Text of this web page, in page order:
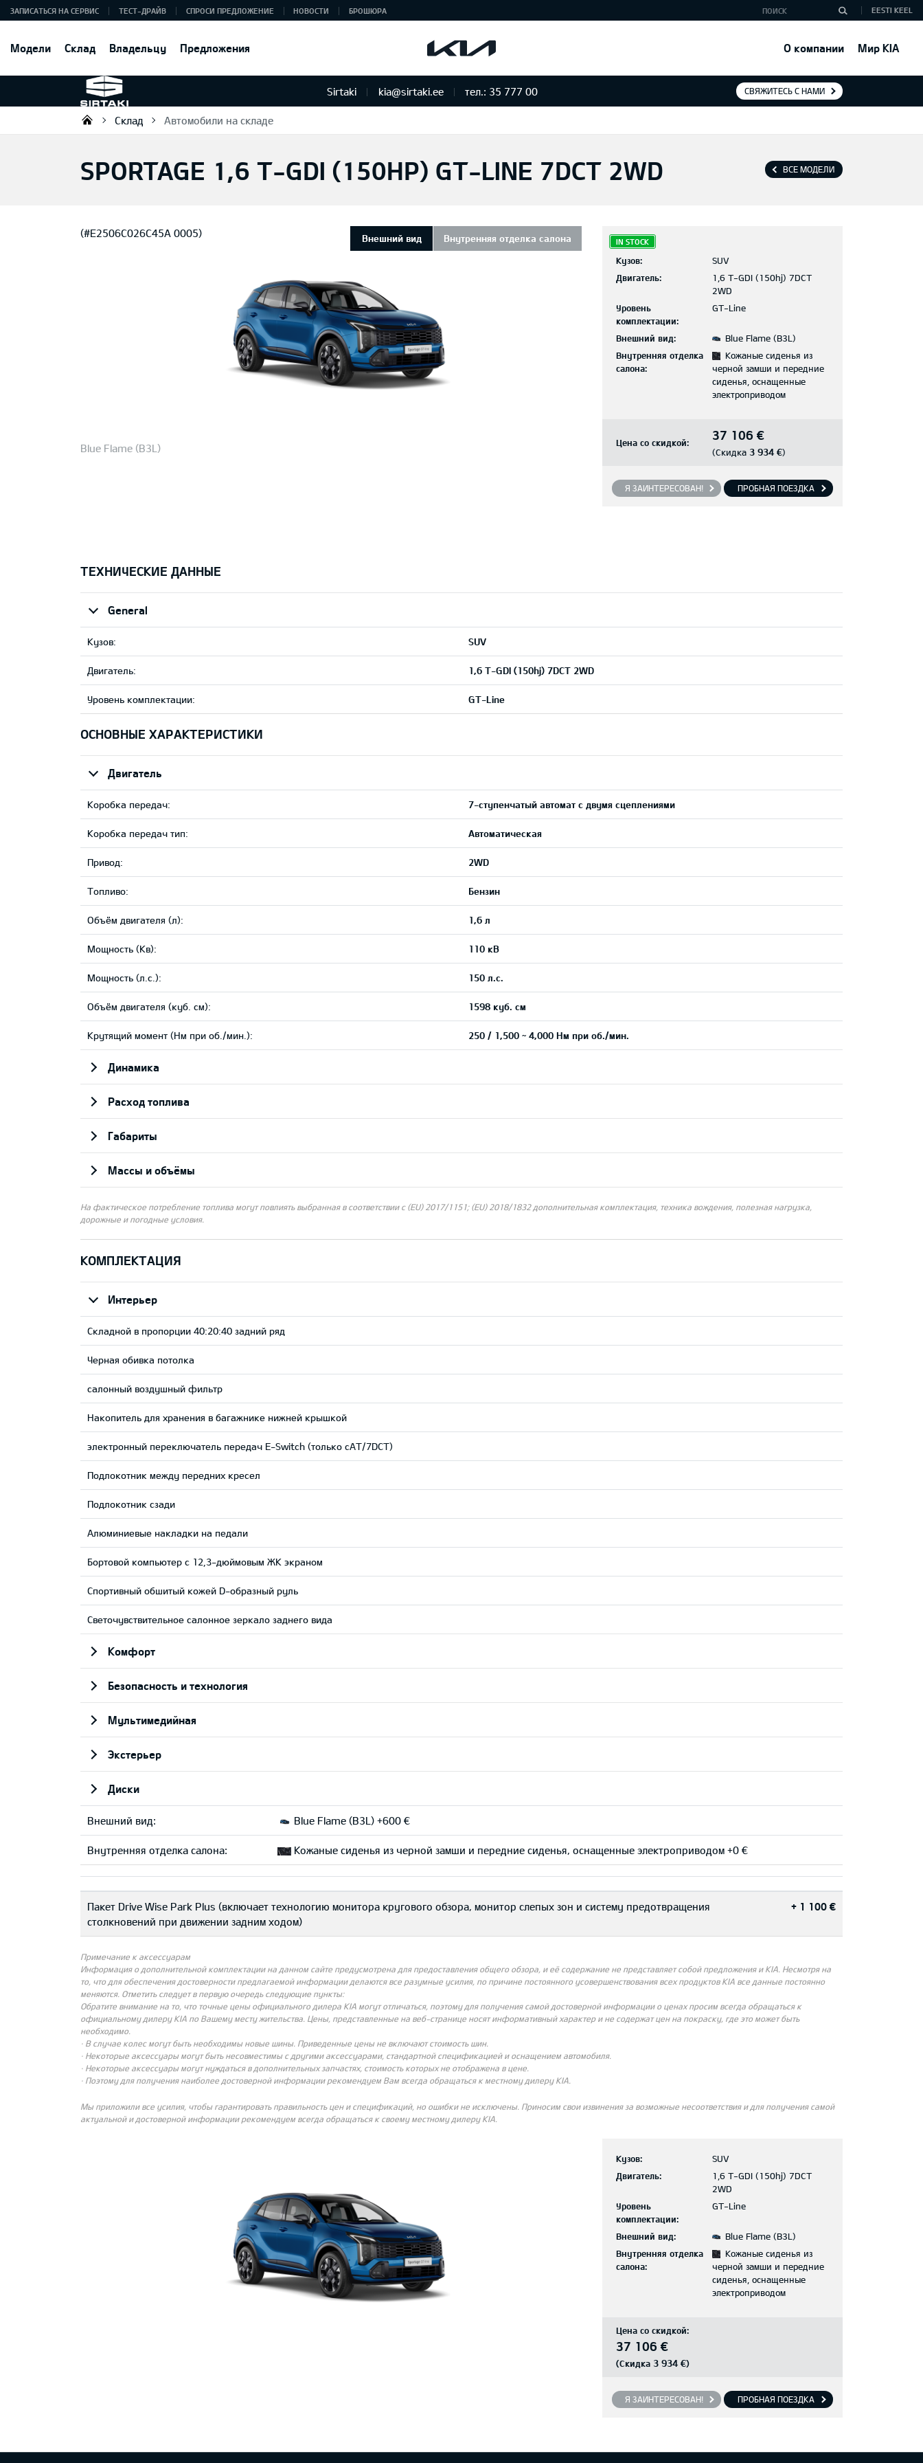
Модели Склад Владельцу Предложения О компании Мир KIA
ЗАПИСАТЬСЯ НА СЕРВИС ТЕСТ-ДРАЙВ СПРОСИ ПРЕДЛОЖЕНИЕ НОВОСТИ БРОШЮРА EESTI KEEL
Sirtaki kia@sirtaki.ee тел.: 35 777 00 СВЯЖИТЕСЬ С НАМИ
Sirtaki OÜ
Склад Автомобили на складе
ВСЕ МОДЕЛИ
SPORTAGE 1,6 T-GDI (150HP) GT-LINE 7DCT 2WD
Внешний вид Внутренняя отделка салона
(#E2506C026C45A 0005)
Blue Flame (B3L)
IN STOCK
Кузов:
SUV
Двигатель:
1,6 T-GDI (150hj) 7DCT
2WD
Уровень
комплектации:
GT-Line
Внешний вид:
Blue Flame (B3L)
Внутренняя отделка
салона:
Кожаные сиденья из
черной замши и передние
сиденья, оснащенные
электроприводом
Цена со скидкой: 37 106 €
(Скидка 3 934 €)
Я ЗАИНТЕРЕСОВАН! ПРОБНАЯ ПОЕЗДКА
ТЕХНИЧЕСКИЕ ДАННЫЕ
General
Кузов: SUV
Двигатель: 1,6 T-GDI (150hj) 7DCT 2WD
Уровень комплектации: GT-Line
ОСНОВНЫЕ ХАРАКТЕРИСТИКИ
Двигатель
Коробка передач: 7-ступенчатый автомат с двумя сцеплениями
Коробка передач тип: Автоматическая
Привод: 2WD
Tопливо: Бензин
Объём двигателя (л): 1,6 л
Мощность (Кв): 110 кВ
Мощность (л.с.): 150 л.с.
Объём двигателя (куб. см): 1598 куб. см
Крутящий момент (Нм при об./мин.): 250 / 1,500 ~ 4,000 Нм при об./мин.
Динамика
Pасход топлива
Габариты
Массы и объёмы
На фактическое потребление топлива могут повлиять выбранная в соответствии с (EU) 2017/1151; (EU) 2018/1832 дополнительная комплектация, техника вождения, полезная нагрузка,
дорожные и погодные условия.
КОМПЛЕКТАЦИЯ
Интерьер
Складной в пропорции 40:20:40 задний ряд
Черная обивка потолка
салонный воздушный фильтр
Накопитель для хранения в багажнике нижней крышкой
электронный переключатель передач E-Switch (только сAT/7DCT)
Подлокотник между передних кресел
Подлокотник сзади
Aлюминиевые накладки на педали
Бортовой компьютер с 12,3-дюймовым ЖК экраном
Cпортивный обшитый кожей D-образный руль
Светочувствительное салонное зеркало заднего вида
Комфорт
Безопасность и технология
Мультимедийная
Экстерьер
Диски
Внешний вид: Blue Flame (B3L) +600 €
Внутренняя отделка салона: Кожаные сиденья из черной замши и передние сиденья, оснащенные электроприводом +0 €
Пакет Drive Wise Park Plus (включает технологию монитора кругового обзора, монитор слепых зон и систему предотвращения
столкновений при движении задним ходом)
+ 1 100 €
Примечание к аксессуарам
Информация о дополнительной комплектации на данном сайте предусмотрена для предоставления общего обзора, и её содержание не представляет собой предложения и KIA. Несмотря на
то, что для обеспечения достоверности предлагаемой информации делаются все разумные усилия, по причине постоянного усовершенствования всех продуктов KIA все данные постоянно
меняются. Отметить следует в первую очередь следующие пункты:
Обратите внимание на то, что точные цены официального дилера KIA могут отличаться, поэтому для получения самой достоверной информации о ценах просим всегда обращаться к
официальному дилеру KIA по Вашему месту жительства. Цены, представленные на веб-странице носят информативный характер и не содержат цен на покраску, где это может быть
необходимо.
· В случае колес могут быть необходимы новые шины. Приведенные цены не включают стоимость шин.
· Некоторые аксессуары могут быть несовместимы с другими аксессуарами, стандартной спецификацией и оснащением автомобиля.
· Некоторые аксессуары могут нуждаться в дополнительных запчастях, стоимость которых не отображена в цене.
· Поэтому для получения наиболее достоверной информации рекомендуем Вам всегда обращаться к местному дилеру KIA.
Мы приложили все усилия, чтобы гарантировать правильность цен и спецификаций, но ошибки не исключены. Приносим свои извинения за возможные несоответствия и для получения самой
актуальной и достоверной информации рекомендуем всегда обращаться к своему местному дилеру KIA.
Кузов:
SUV
Двигатель:
1,6 T-GDI (150hj) 7DCT
2WD
Уровень
комплектации:
GT-Line
Внешний вид:
Blue Flame (B3L)
Внутренняя отделка
салона:
Кожаные сиденья из
черной замши и передние
сиденья, оснащенные
электроприводом
Цена со скидкой:
37 106 €
(Скидка 3 934 €)
Я ЗАИНТЕРЕСОВАН! ПРОБНАЯ ПОЕЗДКА